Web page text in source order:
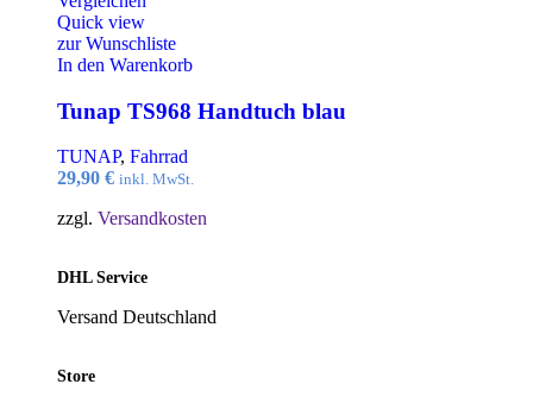
Quick view
zur Wunschliste
In den Warenkorb
Tunap TS968 Handtuch blau
TUNAP, Fahrrad
29,90 € inkl. MwSt.
zzgl. Versandkosten
DHL Service
Versand Deutschland
Store